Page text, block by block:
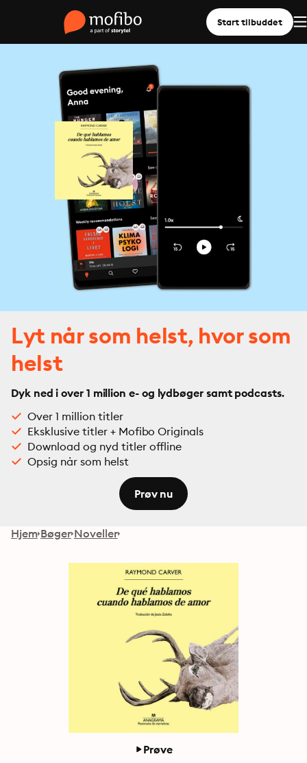
Start tilbuddet
Lyt når som helst, hvor som
helst
Dyk ned i over 1 million e- og lydbøger samt podcasts.
Over 1 million titler
Eksklusive titler + Mofibo Originals
Download og nyd titler offline
Opsig når som helst
Prøv nu
Hjem Bøger Noveller
Prøve